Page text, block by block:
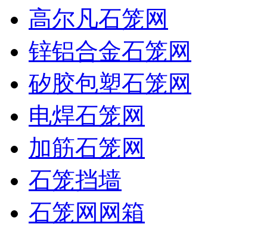
高尔凡石笼网
锌铝合金石笼网
矽胶包塑石笼网
电焊石笼网
加筋石笼网
石笼挡墙
石笼网网箱